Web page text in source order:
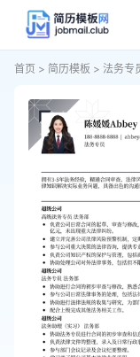
首页 > 简历模板 > 法务专